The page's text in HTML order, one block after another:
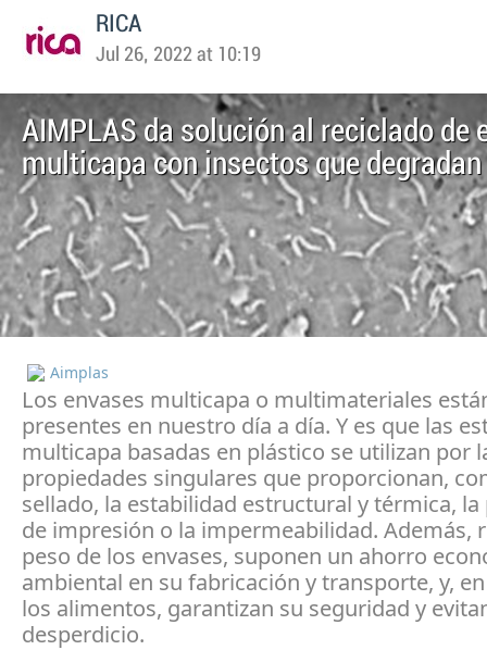
RICA
Jul 26, 2022 at 10:19
AIMPLAS da solución al reciclado de
multicapa con insectos que
Aimplas
Los envases multicapa o multimateriales
presentes en nuestro día a día. Y es que las
multicapa basadas en plástico se utilizan por
propiedades singulares que proporcionan,
sellado, la estabilidad estructural y térmica,
de impresión o la impermeabilidad. Además,
peso de los envases, suponen un ahorro
ambiental en su fabricación y transporte, y,
los alimentos, garantizan su seguridad y
desperdicio.